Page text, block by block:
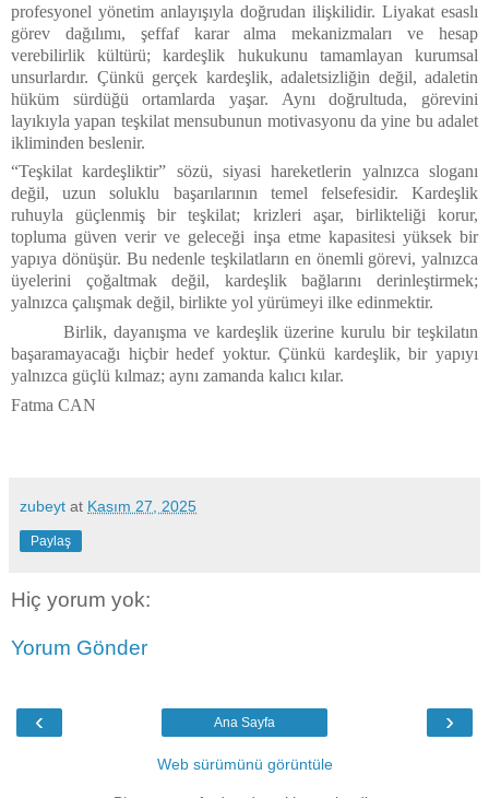
profesyonel yönetim anlayışıyla doğrudan ilişkilidir. Liyakat esaslı
görev dağılımı, şeffaf karar alma mekanizmaları ve hesap
verebilirlik kültürü; kardeşlik hukukunu tamamlayan kurumsal
unsurlardır. Çünkü gerçek kardeşlik, adaletsizliğin değil, adaletin
hüküm sürdüğü ortamlarda yaşar. Aynı doğrultuda, görevini
layıkıyla yapan teşkilat mensubunun motivasyonu da yine bu adalet
ikliminden beslenir.
“Teşkilat kardeşliktir” sözü, siyasi hareketlerin yalnızca sloganı
değil, uzun soluklu başarılarının temel felsefesidir. Kardeşlik
ruhuyla güçlenmiş bir teşkilat; krizleri aşar, birlikteliği korur,
topluma güven verir ve geleceği inşa etme kapasitesi yüksek bir
yapıya dönüşür. Bu nedenle teşkilatların en önemli görevi, yalnızca
üyelerini çoğaltmak değil, kardeşlik bağlarını derinleştirmek;
yalnızca çalışmak değil, birlikte yol yürümeyi ilke edinmektir.
Birlik, dayanışma ve kardeşlik üzerine kurulu bir teşkilatın
başaramayacağı hiçbir hedef yoktur. Çünkü kardeşlik, bir yapıyı
yalnızca güçlü kılmaz; aynı zamanda kalıcı kılar.
Fatma CAN
zubeyt at Kasım 27, 2025
Paylaş
Hiç yorum yok:
Yorum Gönder
‹ ›
Ana Sayfa
Web sürümünü görüntüle